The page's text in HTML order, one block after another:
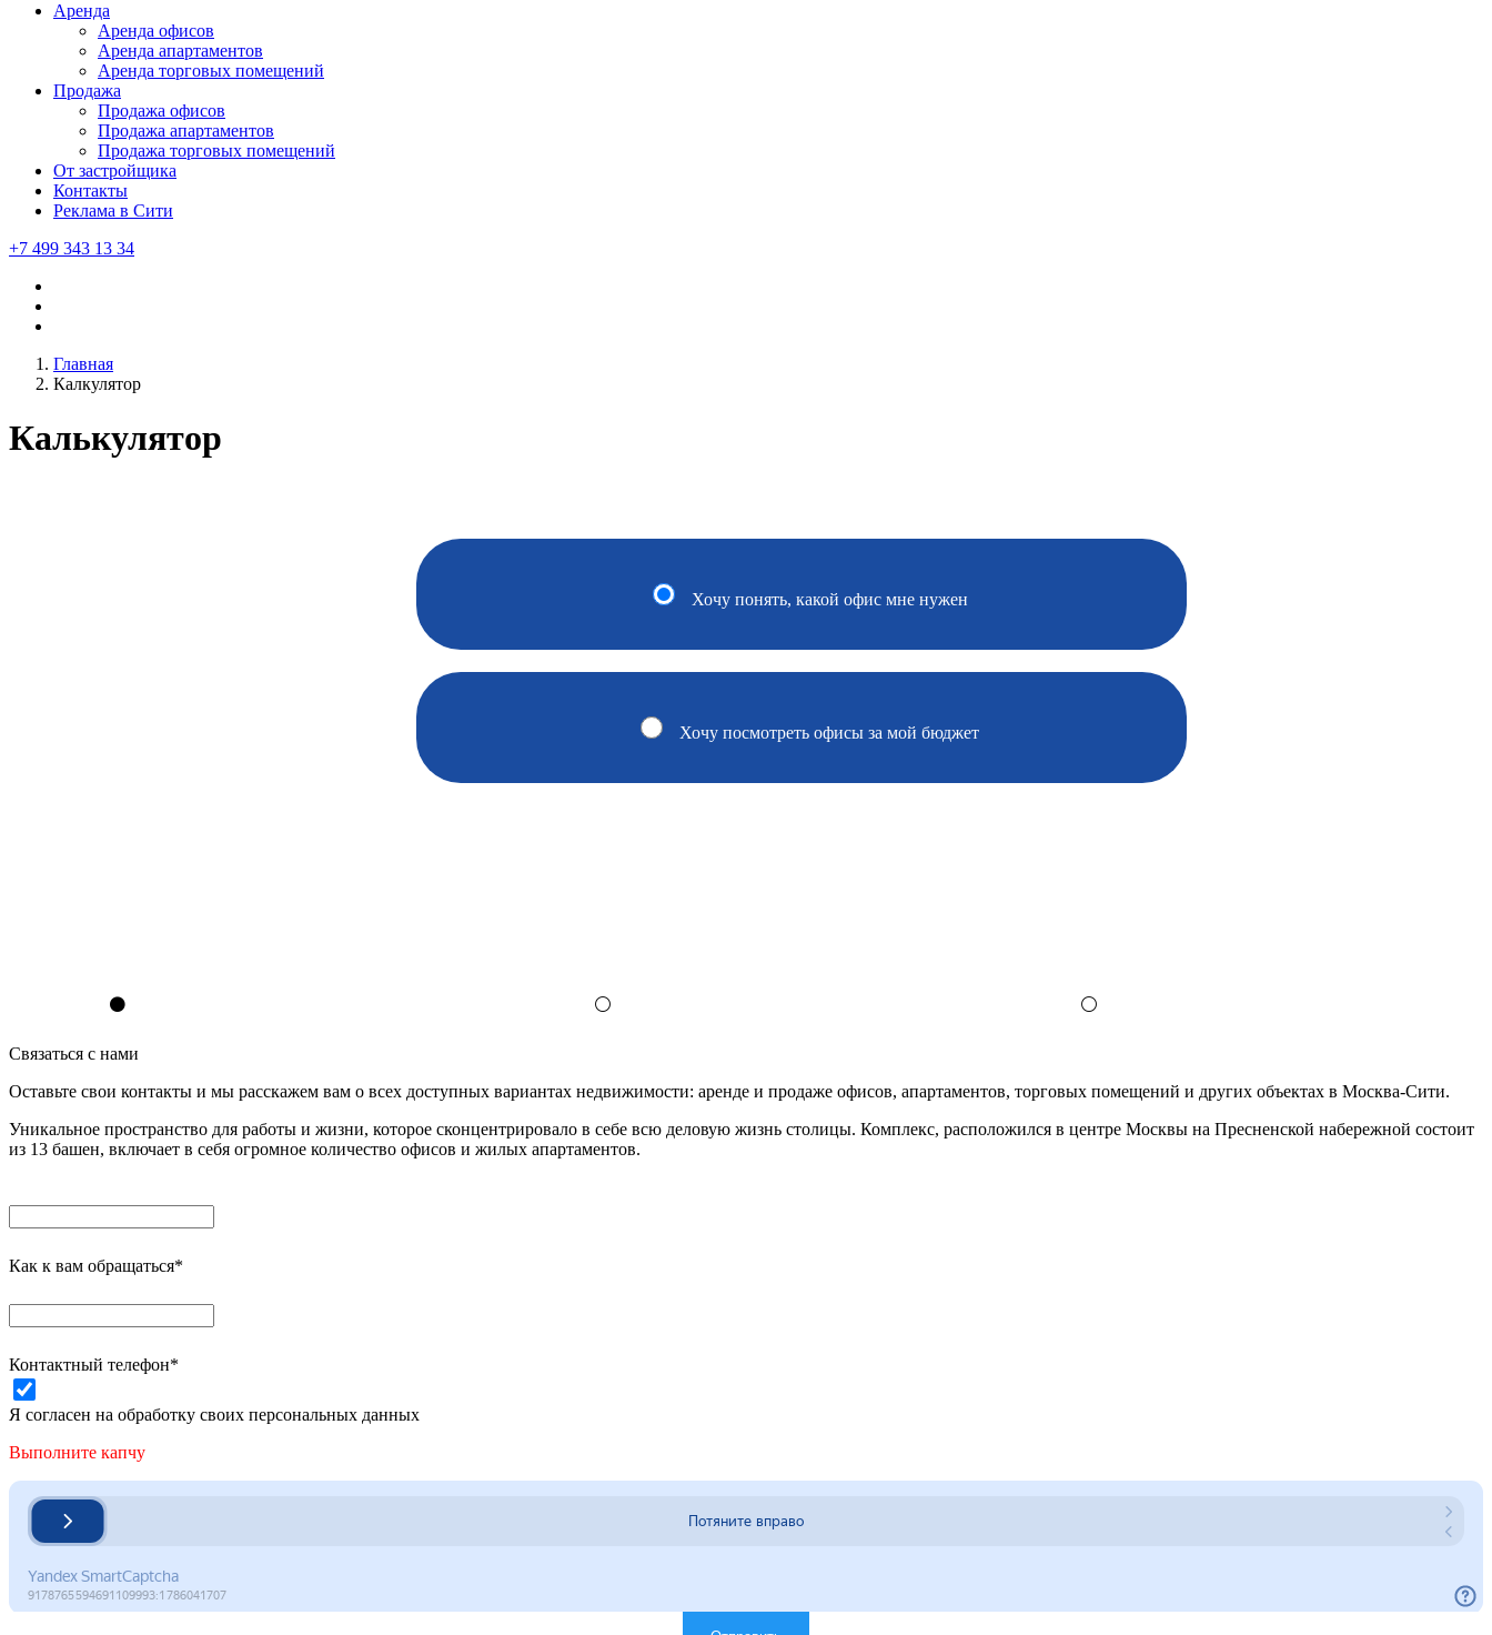
Аренда
Аренда офисов
Аренда апартаментов
Аренда торговых помещений
Продажа
Продажа офисов
Продажа апартаментов
Продажа торговых помещений
От застройщика
Контакты
Реклама в Сити
+7 499 343 13 34
Главная
Калкулятор
Калькулятор
Хочу понять, какой офис мне нужен
Хочу посмотреть офисы за мой бюджет
⚫ ⚪ ⚪
Связаться с нами
Оставьте свои контакты и мы расскажем вам о всех доступных вариантах недвижимости: аренде и продаже офисов, апартаментов, торговых помещений и других объектах в Москва-Сити.
Уникальное пространство для работы и жизни, которое сконцентрировало в себе всю деловую жизнь столицы. Комплекс, расположился в центре Москвы на Пресненской набережной состоит
из 13 башен, включает в себя огромное количество офисов и жилых апартаментов.
Как к вам обращаться*
Контактный телефон*
Я согласен на обработку своих персональных данных
Выполните капчу